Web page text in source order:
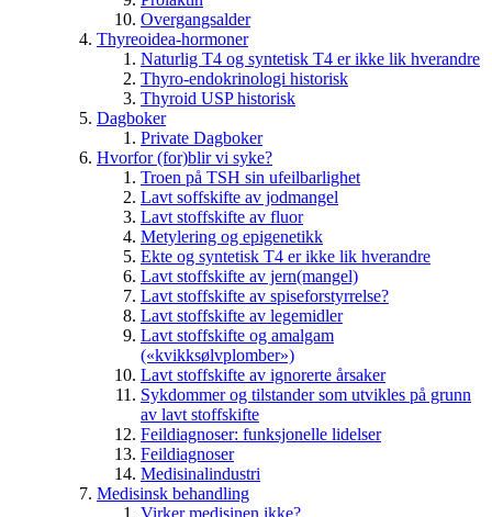
Overgangsalder
Thyreoidea-hormoner
Naturlig T4 og syntetisk T4 er ikke lik hverandre
Thyro-endokrinologi historisk
Thyroid USP historisk
Dagboker
Private Dagboker
Hvorfor (for)blir vi syke?
Troen på TSH sin ufeilbarlighet
Lavt soffskifte av jodmangel
Lavt stoffskifte av fluor
Metylering og epigenetikk
Ekte og syntetisk T4 er ikke lik hverandre
Lavt stoffskifte av jern(mangel)
Lavt stoffskifte av spiseforstyrrelse?
Lavt stoffskifte av legemidler
Lavt stoffskifte og amalgam
(«kvikksølvplomber»)
Lavt stoffskifte av ignorerte årsaker
Sykdommer og tilstander som utvikles på grunn
av lavt stoffskifte
Feildiagnoser: funksjonelle lidelser
Feildiagnoser
Medisinalindustri
Medisinsk behandling